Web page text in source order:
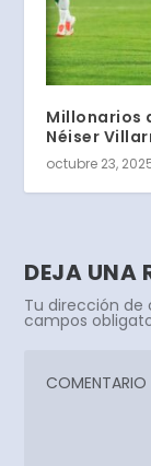
Millonarios
Néiser
octubre 23,
DEJA UNA
Tu dirección de
campos